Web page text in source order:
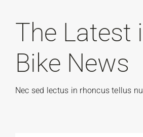
The Latest
Bike News
Nec sed lectus in rhoncus tellus